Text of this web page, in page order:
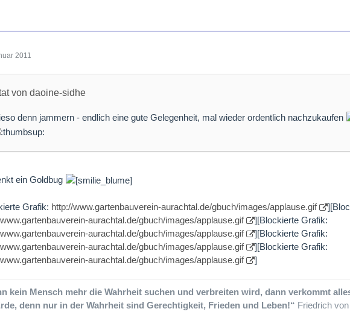
2011
von daoine-sidhe
denn jammern - endlich eine gute Gelegenheit, mal wieder ordentlich nachzukaufen
ein Goldbug
Grafik: http://www.gartenbauverein-aurachtal.de/gbuch/images/applause.gif
aurachtal.de/gbuch/images/applause.gif
][Blockierte Grafik:
aurachtal.de/gbuch/images/applause.gif
][Blockierte Grafik:
aurachtal.de/gbuch/images/applause.gif
][Blockierte Grafik:
aurachtal.de/gbuch/images/applause.gif
]
kein Mensch mehr die Wahrheit suchen und verbreiten wird, dann verkommt
denn nur in der Wahrheit sind Gerechtigkeit, Frieden und Leben!“ Friedrich